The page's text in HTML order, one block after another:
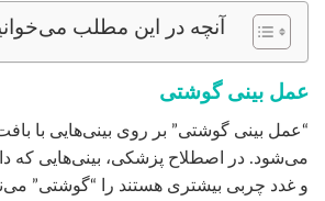
آنچه در این مطلب
عمل بینی گوشتی
“عمل بینی گوشتی” بر روی بینی‌هایی با
می‌شود. در اصطلاح پزشکی، بینی‌هایی که
و غدد چربی بیشتری هستند را “گوشتی”